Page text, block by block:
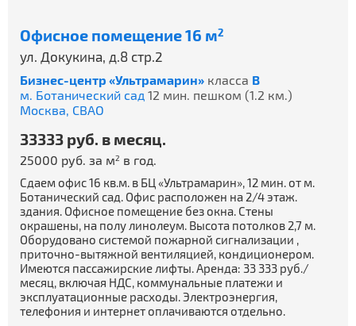
Офисное помещение 16 м2
ул. Докукина, д.8 стр.2
Бизнес-центр «Ультрамарин» класса B
м. Ботанический сад 12 мин. пешком (1.2 км.)
Москва, СВАО
33333 руб. в месяц.
25000 руб. за м2 в год.
Сдаем офис 16 кв.м. в БЦ «Ультрамарин», 12 мин. от м.
Ботанический сад. Офис расположен на 2/4 этаж.
здания. Офисное помещение без окна. Стены
окрашены, на полу линолеум. Высота потолков 2,7 м.
Оборудовано системой пожарной сигнализации ,
приточно-вытяжной вентиляцией, кондиционером.
Имеются пассажирские лифты. Аренда: 33 333 руб./
месяц, включая НДС, коммунальные платежи и
эксплуатационные расходы. Электроэнергия,
телефония и интернет оплачиваются отдельно.